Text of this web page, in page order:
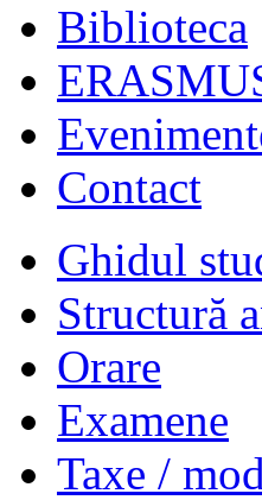
Biblioteca
Contact
Ghidul
Structură
Orare
Examene
Taxe /